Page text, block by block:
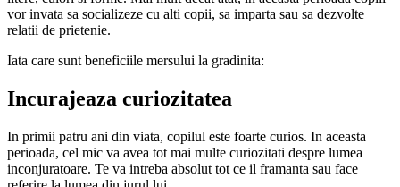
vor invata sa socializeze cu alti copii, sa imparta sau sa dezvolte
relatii de prietenie.
Iata care sunt beneficiile mersului la gradinita:
Incurajeaza curiozitatea
In primii patru ani din viata, copilul este foarte curios. In aceasta
perioada, cel mic va avea tot mai multe curiozitati despre lumea
inconjuratoare. Te va intreba absolut tot ce il framanta sau face